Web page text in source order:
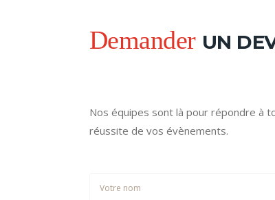
Demander UN
Nos équipes sont là pour répondre à
réussite de vos évènements.